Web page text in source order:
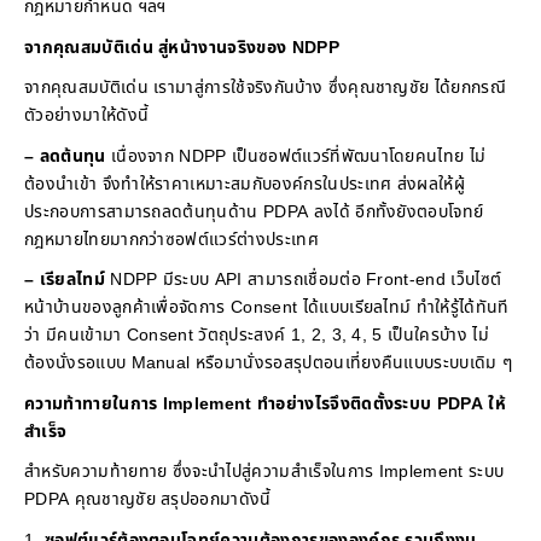
กฎหมายกำหนด ฯลฯ
จากคุณสมบัติเด่น สู่หน้างานจริงของ NDPP
จากคุณสมบัติเด่น เรามาสู่การใช้จริงกันบ้าง ซึ่งคุณชาญชัย ได้ยกกรณี
ตัวอย่างมาให้ดังนี้
– ลดต้นทุน เนื่องจาก NDPP เป็นซอฟต์แวร์ที่พัฒนาโดยคนไทย ไม่
ต้องนำเข้า จึงทำให้ราคาเหมาะสมกับองค์กรในประเทศ ส่งผลให้ผู้
ประกอบการสามารถลดต้นทุนด้าน PDPA ลงได้ อีกทั้งยังตอบโจทย์
กฎหมายไทยมากกว่าซอฟต์แวร์ต่างประเทศ
– เรียลไทม์NDPP มีระบบ API สามารถเชื่อมต่อ Front-end เว็บไซต์
หน้าบ้านของลูกค้าเพื่อจัดการ Consent ได้แบบเรียลไทม์ ทำให้รู้ได้ทันที
ว่า มีคนเข้ามา Consent วัตถุประสงค์ 1, 2, 3, 4, 5 เป็นใครบ้าง ไม่
ต้องนั่งรอแบบ Manual หรือมานั่งรอสรุปตอนเที่ยงคืนแบบระบบเดิม ๆ
ความท้าทายในการ Implement ทำอย่างไรจึงติดตั้งระบบ PDPAให้
สำเร็จ
สำหรับความท้ายทาย ซึ่งจะนำไปสู่ความสำเร็จในการ Implement ระบบ
PDPA คุณชาญชัย สรุปออกมาดังนี้